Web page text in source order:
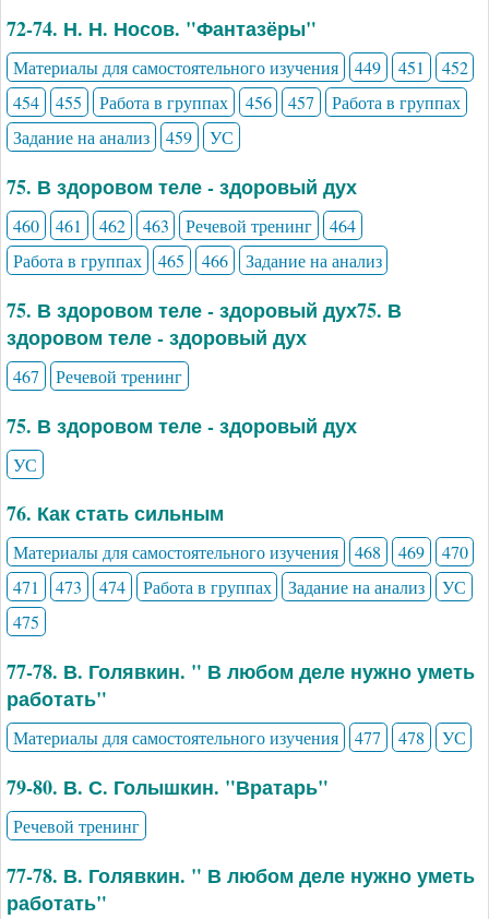
72-74. Н. Н. Носов. "Фантазёры"
Материалы для самостоятельного изучения 449 451
452
454
455 Работа в группах 456 457
Работа в группах
Задание на анализ
459 УС
75. В здоровом теле - здоровый дух
460 461 462 463 Речевой тренинг
464
Работа в группах
465 466 Задание на анализ
75. В здоровом теле - здоровый дух75. В
здоровом теле - здоровый дух
467 Речевой тренинг
75. В здоровом теле - здоровый дух
УС
76. Как стать сильным
Материалы для самостоятельного изучения 468 469
470
471
473 474 Работа в группах Задание на анализ
УС
475
77-78. В. Голявкин. " В любом деле нужно уметь
работать"
Материалы для самостоятельного изучения 477 478 УС
79-80. В. С. Голышкин. "Вратарь"
Речевой тренинг
77-78. В. Голявкин. " В любом деле нужно уметь
работать"